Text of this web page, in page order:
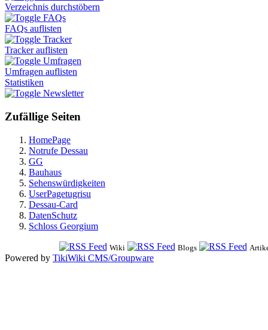
Verzeichnis durchstöbern
FAQs
FAQs auflisten
Tracker
Tracker auflisten
Umfragen
Umfragen auflisten
Statistiken
Newsletter
Zufällige Seiten
HomePage
Notrufe Dessau
GG
Bauhaus
Sehenswürdigkeiten
UserPagetugrisu
Dessau-Card
DatenSchutz
Schloss Georgium
Wiki Blogs
Powered by TikiWiki CMS/Groupware